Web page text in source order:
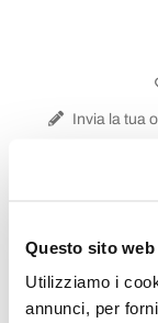
Questo sito
Utilizziamo i
annunci, per
Invia la tua